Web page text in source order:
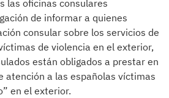
las oficinas consulares
de informar a quienes
consular sobre los servicios de
de violencia en el exterior,
están obligados a prestar en
atención a las españolas víctimas
en el exterior.